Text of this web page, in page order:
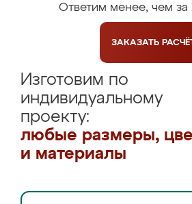
Ответим менее, чем за
ЗАКАЗАТЬ
Изготовим по
индивидуальному
проекту:
любые размеры,
и материалы